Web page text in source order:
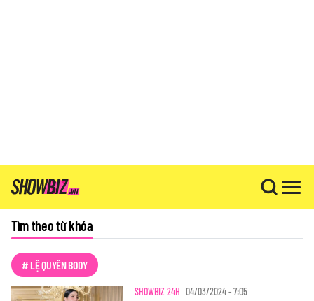
Tìm theo từ khóa
# LỆ QUYÊN BODY
SHOWBIZ 24H 04/03/2024 - 7:05